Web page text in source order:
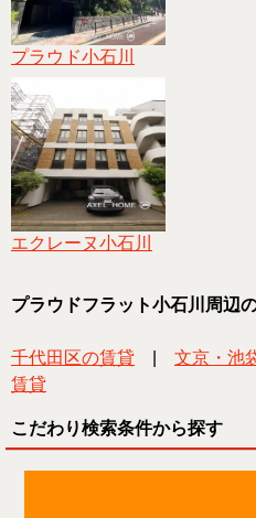
プラウド小石川
エクレーヌ小石川
プラウドフラット小石川周辺
千代田区の賃貸 文京・池
賃貸
こだわり検索条件から探す